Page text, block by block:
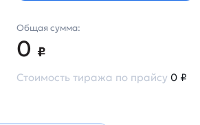
Общая сумма:
0 ₽
Стоимость тиража по прайсу 0 ₽